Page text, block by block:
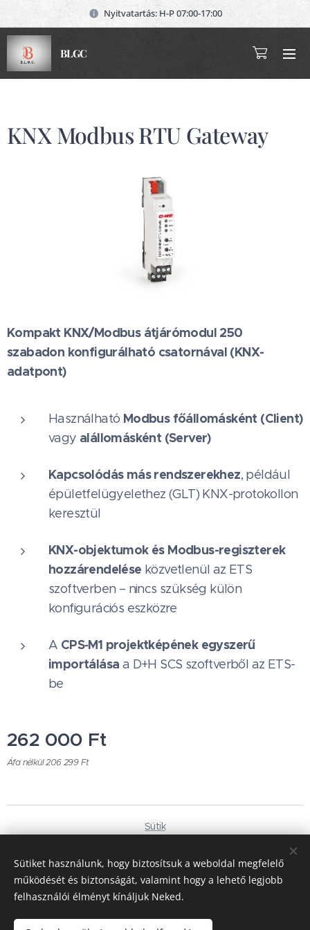
Nyitvatartás: H-P 07:00-17:00
BLGC
KNX Modbus RTU Gateway
Kompakt KNX/Modbus átjárómodul 250
szabadon konfigurálható csatornával (KNX-
adatpont)
Használható Modbus főállomásként (Client)
vagy alállomásként (Server)
Kapcsolódás más rendszerekhez, például
épületfelügyelethez (GLT) KNX-protokollon
keresztül
KNX-objektumok és Modbus-regiszterek
hozzárendelése közvetlenül az ETS
szoftverben – nincs szükség külön
konfigurációs eszközre
A CPS‑M1 projektképének egyszerű
importálása a D+H SCS szoftverből az ETS-
be
262 000 Ft
Áfa nélkül 206 299 Ft
Sütik
Magyar
Deutsch
Pénznem
HUF Ft
EUR €
Sütiket használunk, hogy biztosítsuk a weboldal megfelelő
működését és biztonságát, valamint hogy a lehető legjobb
felhasználói élményt kínáljuk Neked.